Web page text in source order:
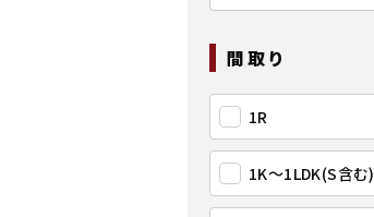
間取り
1R
1K〜1LDK(S含む)